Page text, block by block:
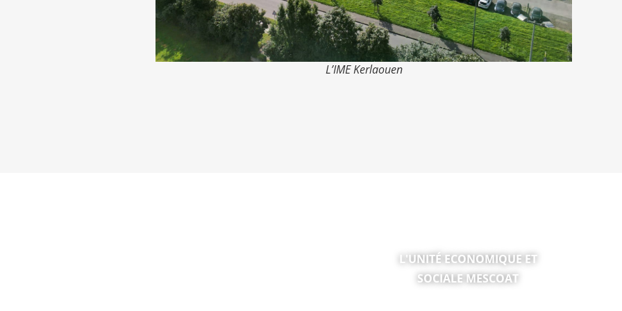
L’IME Kerlaouen
L'UNITÉ ECONOMIQUE ET
SOCIALE MESCOAT